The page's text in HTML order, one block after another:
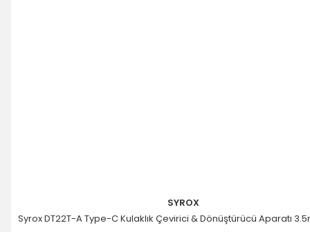
SYROX
Syrox DT22T-A Type-C Kulaklık Çevirici & Dönüştürücü Aparatı